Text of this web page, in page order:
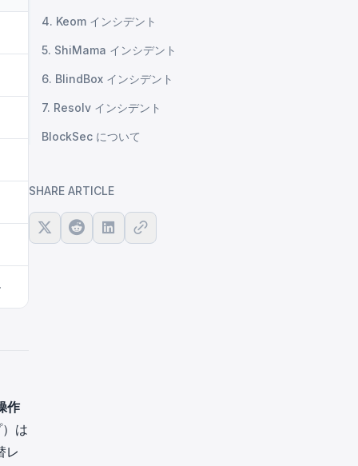
作
は
レ
4. Keom インシデント
5. ShiMama インシデント
6. BlindBox インシデント
7. Resolv インシデント
BlockSec について
SHARE ARTICLE